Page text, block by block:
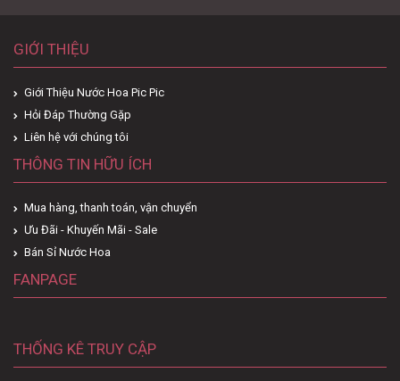
GIỚI THIỆU
Giới Thiệu Nước Hoa Pic Pic
Hỏi Đáp Thường Gặp
Liên hệ với chúng tôi
THÔNG TIN HỮU ÍCH
Mua hàng, thanh toán, vận chuyển
Ưu Đãi - Khuyến Mãi - Sale
Bán Sỉ Nước Hoa
FANPAGE
THỐNG KÊ TRUY CẬP